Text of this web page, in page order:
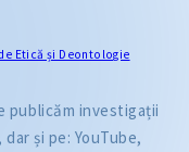
Etică și Deontologie
publicăm investigații
și pe: YouTube,